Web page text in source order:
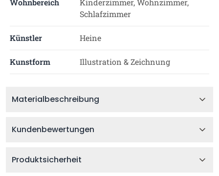
Wohnbereich
Kinderzimmer, Wohnzimmer,
Schlafzimmer
Künstler Heine
Kunstform Illustration & Zeichnung
Materialbeschreibung
Kundenbewertungen
Produktsicherheit